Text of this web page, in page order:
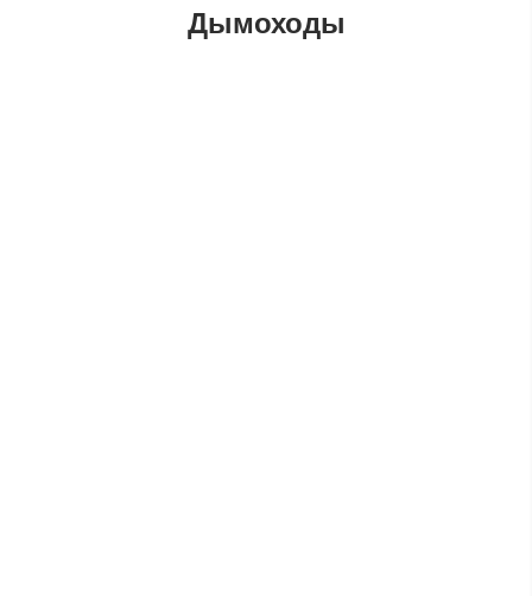
Дымоходы